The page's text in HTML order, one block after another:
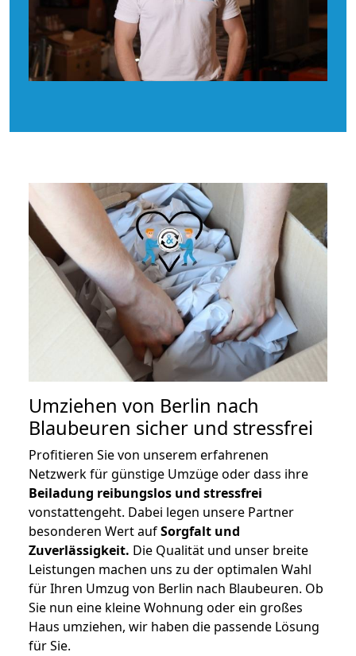
Umziehen von Berlin nach
Blaubeuren sicher und stressfrei
Profitieren Sie von unserem erfahrenen
Netzwerk für günstige Umzüge oder dass ihre
Beiladung reibungslos und stressfrei
vonstattengeht. Dabei legen unsere Partner
besonderen Wert aufSorgfalt und
Zuverlässigkeit. Die Qualität und unser breite
Leistungen machen uns zu der optimalen Wahl
für Ihren Umzug von Berlin nach Blaubeuren. Ob
Sie nun eine kleine Wohnung oder ein großes
Haus umziehen, wir haben die passende Lösung
für Sie.